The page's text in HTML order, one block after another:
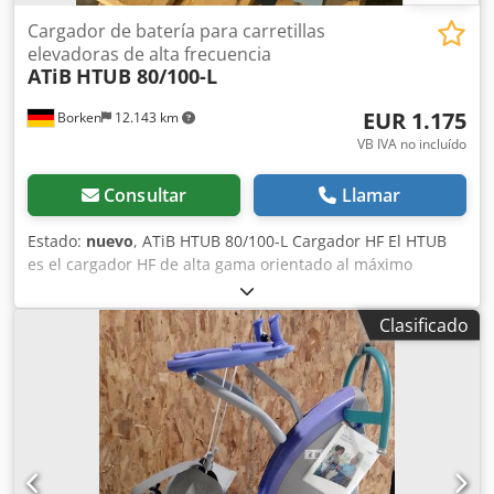
Borken 12.143 km
Cargador de batería para carretillas
elevadoras de alta frecuencia
ATiB HTUB 80/100-L
EUR 1.175
VB IVA no incluído
Consultar Llamar
Estado: nuevo, ATiB HTUB 80/100-L Cargador HF El HTUB
es el cargador HF de alta gama orientado al máximo
rendimiento. Esta serie abarca todas las características
principales de los sistemas HF en cuanto a eficiencia,
factor de potencia, ventilación, estructura interna (3
compartimentos dedicados) y flexibilidad general. La
interfaz digital integrada con pantalla OLED y puerto USB
ofrece la mejor y más sencilla supervisión y configuración
de parámetros de carga, diagnóstico e informes de datos.
Características principales Tensión de red: 480V CA
(3fases) 50-60Hz / 600V CA (3fases) 50-60Hz Indicadores:
Clasificado